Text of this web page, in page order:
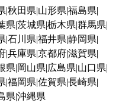
秋田県 山形県 福島県
県 茨城県 栃木県 群馬県
石川県 福井県 静岡県
兵庫県 京都府滋賀県
県 岡山県 広島県 山口県
福岡県 佐賀県 長崎県
県 沖縄県